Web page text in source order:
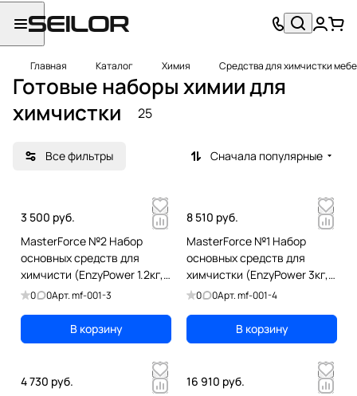
Главная Каталог Химия Средства для химчистки
Готовые наборы химии для
химчистки
25
Все фильтры Сначала популярные
3 500 руб.
MasterForce №2 Набор
основных средств для
химчисти (EnzyPower 1.2кг,
OptiPower 0,5кг,RinsePower
0 0Арт.mf-001-3
В корзину
8 510 руб.
MasterForce №1 Набор
основных средств для
химчистки (EnzyPower 3кг,
OptiPower 1.4кг, RinsePower
0 0Арт.mf-001-4
В корзину
4 730 руб.
16 910 руб.